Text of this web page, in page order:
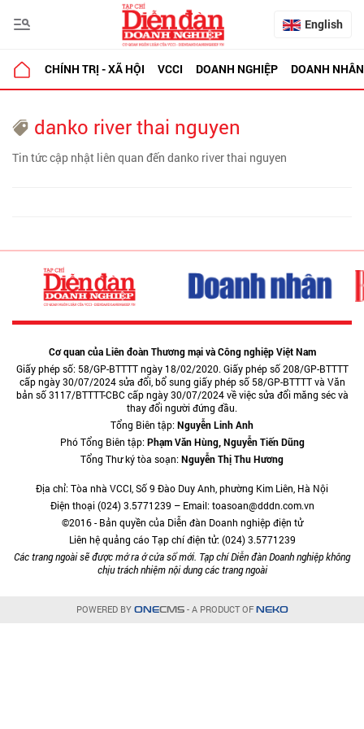
English
CHÍNH TRỊ - XÃ HỘI VCCI DOANH NGHIỆP DOANH NHÂN
danko river thai nguyen
Tin tức cập nhật liên quan đến danko river thai nguyen
Cơ quan của Liên đoàn Thương mại và Công nghiệp Việt Nam
Giấy phép số: 58/GP-BTTTT ngày 18/02/2020. Giấy phép số 208/GP-BTTTT
cấp ngày 30/07/2024 sửa đổi, bổ sung giấy phép số 58/GP-BTTTT và Văn
bản số 3117/BTTTT-CBC cấp ngày 30/07/2024 về việc sửa đổi măng séc và
thay đổi người đứng đầu.
Tổng Biên tập:Nguyễn Linh Anh
Phó Tổng Biên tập:Phạm Văn Hùng, Nguyễn Tiến Dũng
Tổng Thư ký tòa soạn:Nguyễn Thị Thu Hương
Địa chỉ: Tòa nhà VCCI, Số 9 Đào Duy Anh, phường Kim Liên, Hà Nội
Điện thoại (024) 3.5771239 – Email: toasoan@dddn.com.vn
©2016 - Bản quyền của Diễn đàn Doanh nghiệp điện tử
Liên hệ quảng cáo Tạp chí điện tử: (024) 3.5771239
Các trang ngoài sẽ được mở ra ở cửa sổ mới. Tạp chí Diễn đàn Doanh nghiệp không
chịu trách nhiệm nội dung các trang ngoài
POWERED BY ONECMS- A PRODUCT OF NEKO